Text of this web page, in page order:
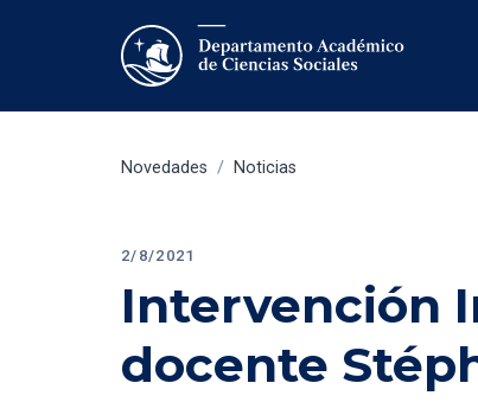
Novedades / Noticias
2/8/2021
Intervención
docente